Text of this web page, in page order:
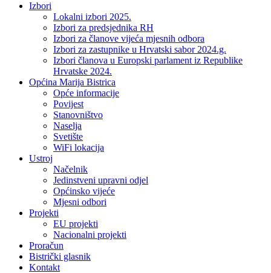
Izbori
Lokalni izbori 2025.
Izbori za predsjednika RH
Izbori za članove vijeća mjesnih odbora
Izbori za zastupnike u Hrvatski sabor 2024.g.
Izbori članova u Europski parlament iz Republike
Hrvatske 2024.
Općina Marija Bistrica
Opće informacije
Povijest
Stanovništvo
Naselja
Svetište
WiFi lokacija
Ustroj
Načelnik
Jedinstveni upravni odjel
Općinsko vijeće
Mjesni odbori
Projekti
EU projekti
Nacionalni projekti
Proračun
Bistrički glasnik
Kontakt